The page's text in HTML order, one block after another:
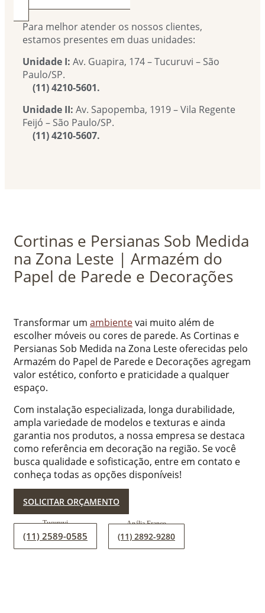
Para melhor atender os nossos clientes,
estamos presentes em duas unidades:
Unidade I: Av. Guapira, 174 – Tucuruvi – São
Paulo/SP.
(11) 4210-5601.
Unidade II: Av. Sapopemba, 1919 – Vila Regente
Feijó – São Paulo/SP.
(11) 4210-5607.
Cortinas e Persianas Sob Medida
na Zona Leste | Armazém do
Papel de Parede e Decorações
Transformar um ambientevai muito além de
escolher móveis ou cores de parede. As Cortinas e
Persianas Sob Medida na Zona Leste oferecidas pelo
Armazém do Papel de Parede e Decorações agregam
valor estético, conforto e praticidade a qualquer
espaço.
Com instalação especializada, longa durabilidade,
ampla variedade de modelos e texturas e ainda
garantia nos produtos, a nossa empresa se destaca
como referência em decoração na região. Se você
busca qualidade e sofisticação, entre em contato e
conheça todas as opções disponíveis!
SOLICITAR ORÇAMENTO
(11) 2589-0585 (11) 2892-9280